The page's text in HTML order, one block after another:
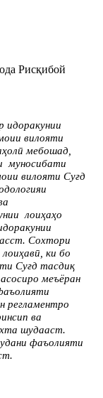
Рисқибой
идоракунии
вилояти
мебошад,
муносибати
вилояти Суғд
лоиҳаҳо
Сохтори
ки бо
Суғд тасдиқ
меъёран
регламентро
ва
шудааст.
фаъолияти